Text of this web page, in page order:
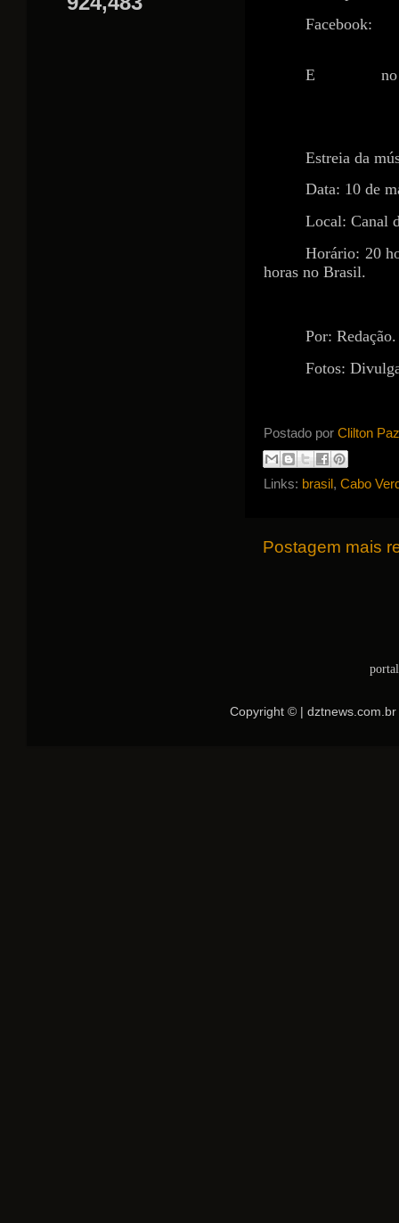
E no
Estreia da
Data: 10 de
Local: Canal
Horário: 20
horas no Brasil.
Por: Redação.
Fotos:
Postado por Clilton Paz
Links: brasil, Cabo
Postagem mais
Copyright © |